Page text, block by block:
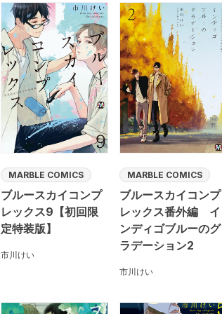
MARBLE COMICS
ブルースカイコンプ
レックス9【初回限
定特装版】
市川けい
MARBLE COMICS
ブルースカイコンプ
レックス番外編 イ
ンディゴブルーのグ
ラデーション2
市川けい